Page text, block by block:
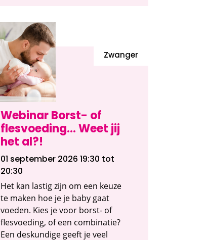
Webinar Borst- of
flesvoeding... Weet jij
het al?!
Zwanger
01 september 2026 19:30 tot
20:30
Het kan lastig zijn om een keuze
te maken hoe je je baby gaat
voeden. Kies je voor borst- of
flesvoeding, of een combinatie?
Een deskundige geeft je veel